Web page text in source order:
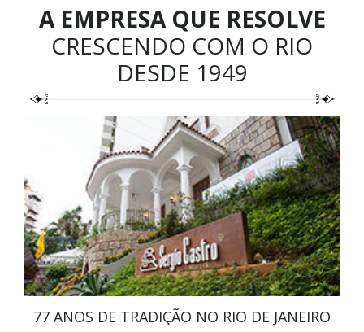
A EMPRESA QUE RESOLVE
CRESCENDO COM O RIO
DESDE 1949
77 ANOS DE TRADIÇÃO NO RIO DE JANEIRO